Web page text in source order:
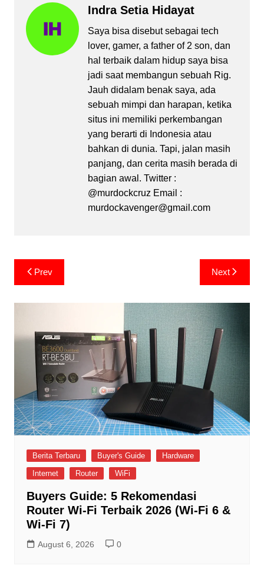
Indra Setia Hidayat
Saya bisa disebut sebagai tech
lover, gamer, a father of 2 son, dan
hal terbaik dalam hidup saya bisa
jadi saat membangun sebuah Rig.
Jauh didalam benak saya, ada
sebuah mimpi dan harapan, ketika
situs ini memiliki perkembangan
yang berarti di Indonesia atau
bahkan di dunia. Tapi, jalan masih
panjang, dan cerita masih berada di
bagian awal. Twitter :
@murdockcruz Email :
murdockavenger@gmail.com
Post
navigation
Prev Next
Berita Terbaru Buyer's Guide
Hardware
Internet
Router WiFi
Buyers Guide: 5 Rekomendasi
Router Wi-Fi Terbaik 2026 (Wi-Fi 6 &
Wi-Fi 7)
August 6, 2026 0